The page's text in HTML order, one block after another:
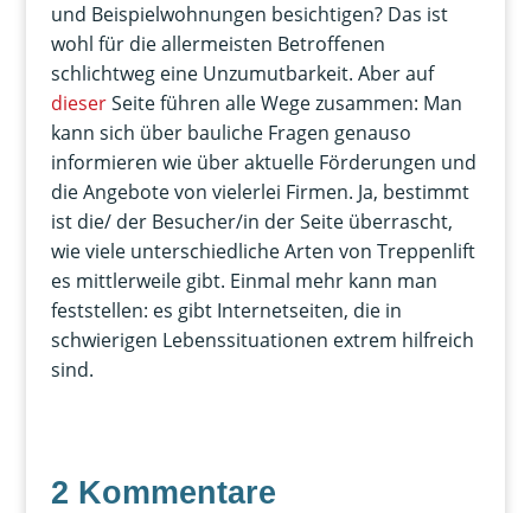
und Beispielwohnungen besichtigen? Das ist
wohl für die allermeisten Betroffenen
schlichtweg eine Unzumutbarkeit. Aber auf
dieserSeite führen alle Wege zusammen: Man
kann sich über bauliche Fragen genauso
informieren wie über aktuelle Förderungen und
die Angebote von vielerlei Firmen. Ja, bestimmt
ist die/ der Besucher/in der Seite überrascht,
wie viele unterschiedliche Arten von Treppenlift
es mittlerweile gibt. Einmal mehr kann man
feststellen: es gibt Internetseiten, die in
schwierigen Lebenssituationen extrem hilfreich
sind.
2 Kommentare